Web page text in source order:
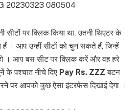
सीटों पर क्लिक किया था, उतनी थिएटर के
। आप उन्हीं सीटों को चुन सकते हैं, जिन्हें
। आप बस सीट पर क्लिक करें और वह हरे
के पश्चात नीचे दिए Pay Rs. ZZZ बटन
पर आपको कुछ ऐसा इंटरफेस दिखाई देगा ।